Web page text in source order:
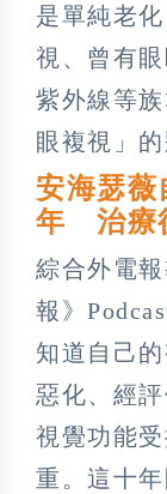
是單純老
視、曾有
紫外線等
眼複視」
安海瑟薇
年 治療
綜合外電
報》
知道自己
惡化、經
視覺功能
重。這十